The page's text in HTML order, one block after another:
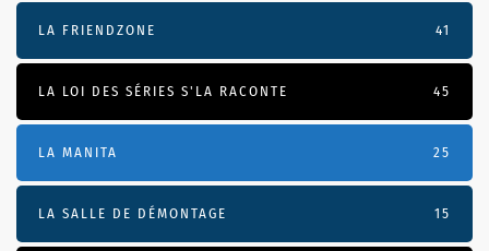
LA FRIENDZONE 41
LA LOI DES SÉRIES S'LA RACONTE 45
LA MANITA 25
LA SALLE DE DÉMONTAGE 15